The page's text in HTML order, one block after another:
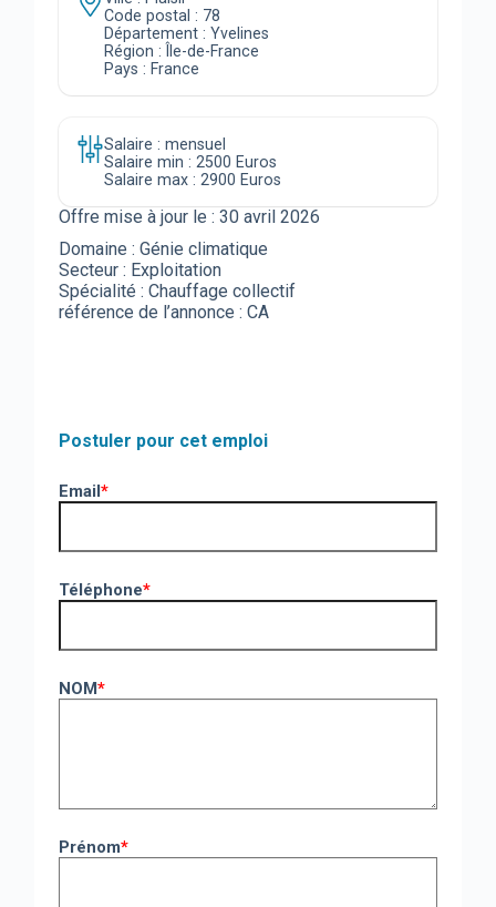
Code postal : 78
Département : Yvelines
Région : Île-de-France
Pays : France
Salaire : mensuel
Salaire min : 2500 Euros
Salaire max : 2900 Euros
Offre mise à jour le :30 avril 2026
Domaine : Génie climatique
Secteur : Exploitation
Spécialité : Chauffage collectif
référence de l’annonce : CA
Postuler pour cet emploi
Email*
Téléphone*
NOM*
Prénom*